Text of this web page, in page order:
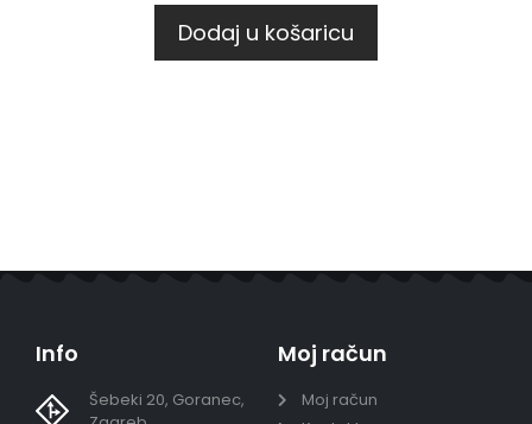
Dodaj u košaricu
Info
Šebeki 20, Goranec,
Moj račun
Moj račun